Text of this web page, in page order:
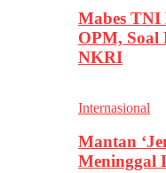
Mabes TNI
OPM,
NKRI
Internasional
Mantan
Meninggal